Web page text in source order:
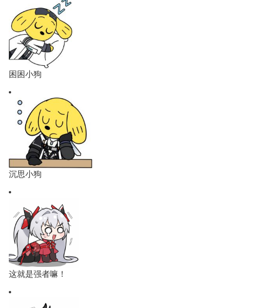
困困小狗
沉思小狗
这就是强者嘛！